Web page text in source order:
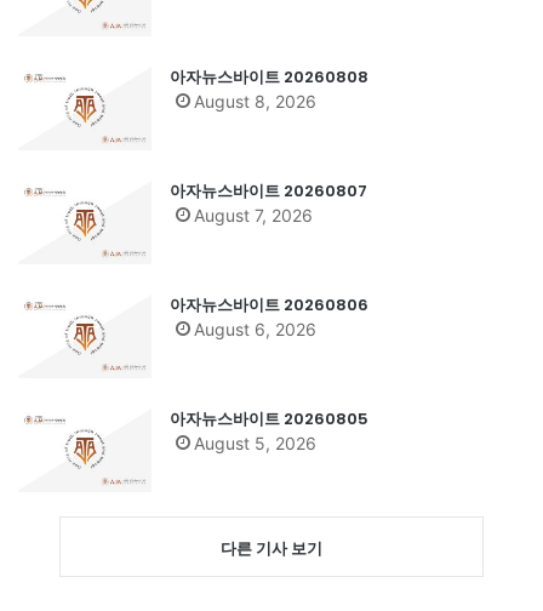
아자뉴스바이트 20260808
August 8, 2026
아자뉴스바이트 20260807
August 7, 2026
아자뉴스바이트 20260806
August 6, 2026
아자뉴스바이트 20260805
August 5, 2026
다른 기사 보기